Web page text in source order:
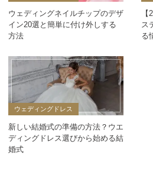
ウェディングネイルチップのデザ
イン20選と簡単に付け外しする
方法
ス
る
ウェディングドレス
新しい結婚式の準備の方法？ウエ
ディングドレス選びから始める結
婚式